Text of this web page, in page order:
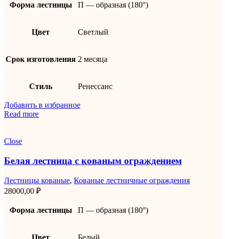
Форма лестницы П — образная (180°)
Цвет Светлый
Срок изготовления 2 месяца
Стиль Ренессанс
Добавить в избранное
Read more
Close
Белая лестница с кованым ограждением
Лестницы кованые, Кованые лестничные ограждения
28000,00 ₽
Форма лестницы П — образная (180°)
Цвет Белый